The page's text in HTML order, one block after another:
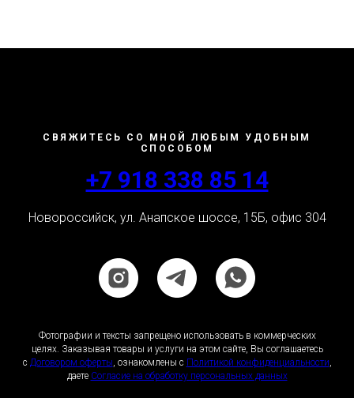
СВЯЖИТЕСЬ СО МНОЙ ЛЮБЫМ УДОБНЫМ
СПОСОБОМ
+7 918 338 85 14
Новороссийск, ул. Анапское шоссе, 15Б, офис 304
Фотографии и тексты запрещено использовать в коммерческих
целях. Заказывая товары и услуги на этом сайте, Вы соглашаетесь
с Договором оферты, ознакомлены с Политикой конфиденциальности,
даете Согласие на обработку персональных данных